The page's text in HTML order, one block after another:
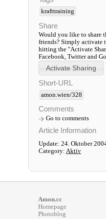
krafttraining
Share
Would you like to share
friends? Simply activate
hitting the "Activate
Facebook, Twitter and
Short-URL
amon.wien/328
Comments
Go to comments
Article Information
Update: 24. Oktober
Category: Aktiv
Amon.cc
Homepage
Photoblog